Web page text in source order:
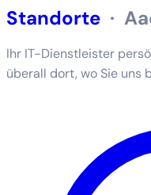
Standorte ·
Ihr IT-Dienstleister
überall dort, wo Sie uns